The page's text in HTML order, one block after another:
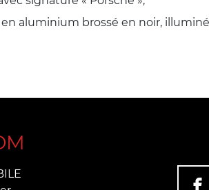
aluminium brossé en noir,